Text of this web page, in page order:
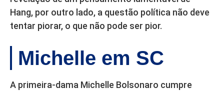
Hang, por outro lado, a questão política não deve
tentar piorar, o que não pode ser pior.
Michelle em SC
A primeira-dama Michelle Bolsonaro cumpre